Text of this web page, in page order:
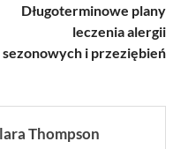
Długoterminowe plany
leczenia alergii
sezonowych i przeziębień
Thompson